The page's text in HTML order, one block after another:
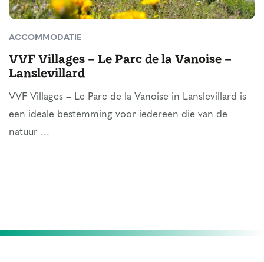
ACCOMMODATIE
VVF Villages – Le Parc de la Vanoise –
Lanslevillard
VVF Villages – Le Parc de la Vanoise in Lanslevillard is
een ideale bestemming voor iedereen die van de
natuur ...